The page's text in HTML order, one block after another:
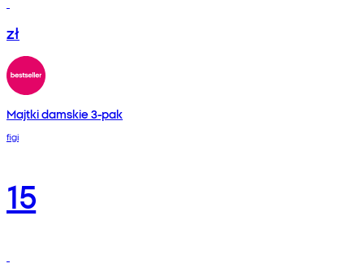
zł
Majtki damskie 3-pak
figi
15